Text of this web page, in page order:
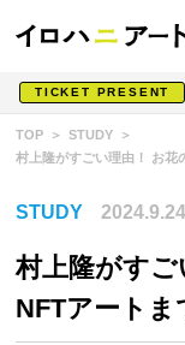
TICKET PRESENT
TOP
STUDY
村上隆がすごい理由！ お花
STUDY 2024.9.24
村上隆がす
NFTアートま